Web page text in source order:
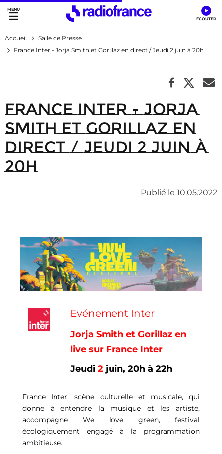
Accès direct :
Menu principal
Contenu
Accueil
Salle de Presse
France Inter - Jorja Smith et Gorillaz en direct / Jeudi 2 juin à 20h
France Inter - Jorja
Smith et Gorillaz en
direct / Jeudi 2 juin à
20h
Publié le 10.05.2022
Evénement Inter
Jorja Smith et Gorillaz en
live sur France Inter
Jeudi 2 juin, 20h à 22h
France Inter, scène culturelle et musicale, qui
donne à entendre la musique et les artiste,
accompagne We love green, festival
écologiquement engagé à la programmation
ambitieuse.